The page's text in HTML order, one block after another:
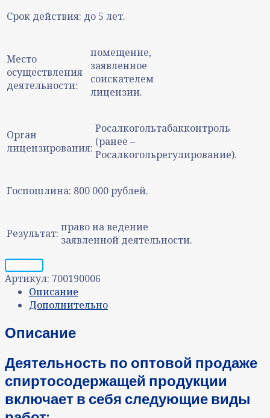
Срок действия: до 5 лет.
Место
осуществления
деятельности:
помещение,
заявленное
соискателем
лицензии.
Орган
лицензирования:
Росалкогольтабакконтроль
(ранее –
Росалкогольрегулирование).
Госпошлина: 800 000 рублей.
Результат: право на ведение
заявленной деятельности.
Артикул: 700190006
Описание
Дополнительно
Описание
Деятельность по оптовой продаже
спиртосодержащей продукции
включает в себя следующие виды